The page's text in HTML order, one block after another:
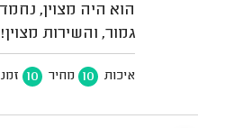
הוא היה מצוין,
גמור, והשירות מצוין!
איכות 10 מחיר 10